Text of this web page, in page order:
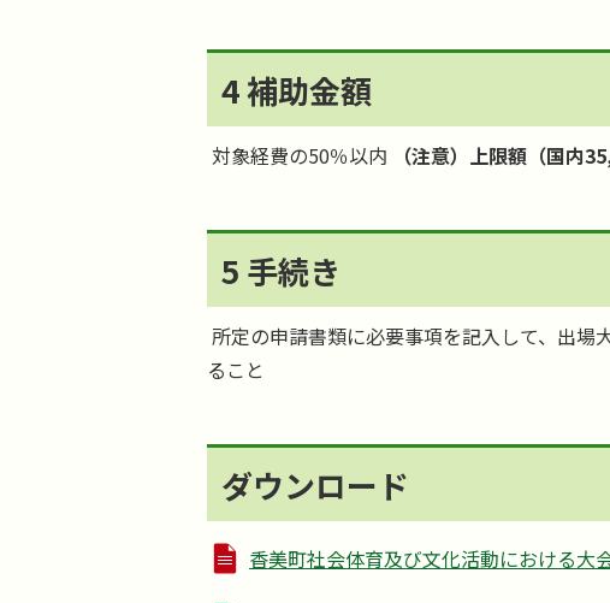
4 補助金額
対象経費の50％以内 （注意）上限額（国内
5 手続き
所定の申請書類に必要事項を記入して、出場
ること
ダウンロード
香美町社会体育及び文化活動における大